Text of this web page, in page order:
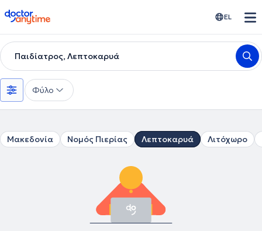
doctoranytime EL
Παιδίατρος, Λεπτοκαρυά
Φύλο
Μακεδονία Νομός Πιερίας Λεπτοκαρυά Λιτόχωρο